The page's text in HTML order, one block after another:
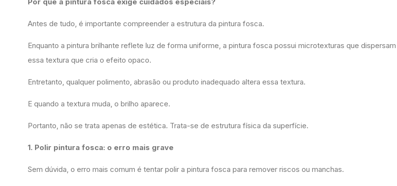
Por que a pintura fosca exige cuidados especiais?
Antes de tudo, é importante compreender a estrutura da pintura fosca.
Enquanto a pintura brilhante reflete luz de forma uniforme, a pintura fosca possui microtexturas que
essa textura que cria o efeito opaco.
Entretanto, qualquer polimento, abrasão ou produto inadequado altera essa textura.
E quando a textura muda, o brilho aparece.
Portanto, não se trata apenas de estética. Trata-se de estrutura física da superfície.
1. Polir pintura fosca: o erro mais grave
Sem dúvida, o erro mais comum é tentar polir a pintura fosca para remover riscos ou manchas.